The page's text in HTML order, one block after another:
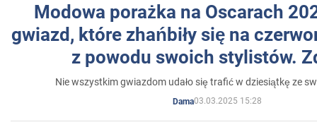
Modowa porażka na Oscarach
gwiazd, które zhańbiły się na
z powodu swoich stylistów.
Nie wszystkim gwiazdom udało się trafić w dziesiątkę ze
Dama03.03.2025 15:28